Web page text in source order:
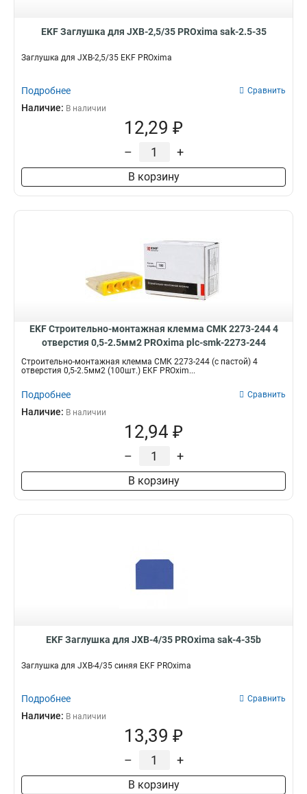
EKF Заглушка для JXB-2,5/35 PROxima sak-2.5-35
Заглушка для JXB-2,5/35 EKF PROxima
Подробнее Сравнить
Наличие: В наличии
12,29 ₽
– +
В корзину
EKF Строительно-монтажная клемма СМК 2273-244 4
отверстия 0,5-2.5мм2 PROxima plc-smk-2273-244
Строительно-монтажная клемма СМК 2273-244 (с пастой) 4
отверстия 0,5-2.5мм2 (100шт.) EKF PROxim...
Подробнее Сравнить
Наличие: В наличии
12,94 ₽
– +
В корзину
EKF Заглушка для JXB-4/35 PROxima sak-4-35b
Заглушка для JXB-4/35 синяя EKF PROxima
Подробнее Сравнить
Наличие: В наличии
13,39 ₽
– +
В корзину